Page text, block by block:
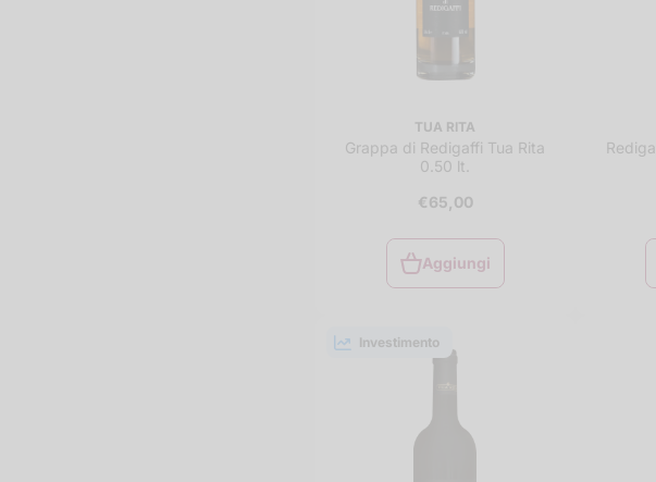
TUA RITA
Grappa di Redigaffi Tua Rita
0.50 lt.
€65,00
Aggiungi
Aggiungi
Investimento